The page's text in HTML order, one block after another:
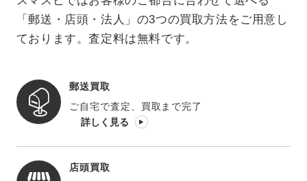
「郵送・店頭・法人」の3つの買取方法をご用意し
ております。査定料は無料です。
郵送買取
ご自宅で査定、買取まで完了
詳しく見る
店頭買取